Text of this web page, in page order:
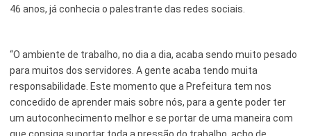
46 anos, já conhecia o palestrante das redes sociais.
“O ambiente de trabalho, no dia a dia, acaba sendo muito pesado
para muitos dos servidores. A gente acaba tendo muita
responsabilidade. Este momento que a Prefeitura tem nos
concedido de aprender mais sobre nós, para a gente poder ter
um autoconhecimento melhor e se portar de uma maneira com